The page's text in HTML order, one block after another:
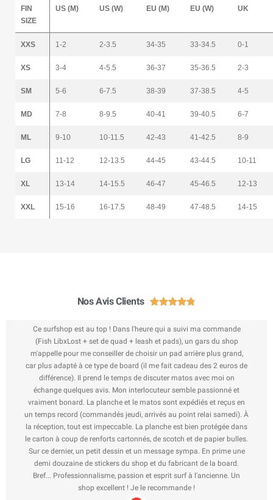
FIN
SIZE
US (M) US (W) EU (M) EU (W) UK
XXS 1-2 2-3.5 34-35 33-34.5 0-1
XS 3-4 4-5.5 36-37 35-36.5 2-3
SM 5-6 6-7.5 38-39 37-38.5 4-5
MD 7-8 8-9.5 40-41 39-40.5 6-7
ML 9-10 10-11.5 42-43 41-42.5 8-9
LG 11-12 12-13.5 44-45 43-44.5 10-11
XL 13-14 14-15.5 46-47 45-46.5 12-13
XXL 15-16 16-17.5 48-49 47-48.5 14-15
Nos Avis Clients 
Ce surfshop est au top ! Dans l'heure qui a suivi ma commande
(Fish LibxLost + set de quad + leash et pads), un gars du shop
m'appelle pour me conseiller de choisir un pad arrière plus grand,
car plus adapté à ce type de board (il me fait cadeau des 2 euros de
différence). Il prend le temps de discuter matos avec moi on
échange quelques avis. Mon interlocuteur semble passionné et
vraiment bonard. La planche et le matos sont expédiés et reçus en
un temps record (commandés jeudi, arrivés au point relai samedi). À
la réception, tout est impeccable. La planche est bien protégée dans
le carton à coup de renforts cartonnés, de scotch et de papier bulles.
Sur ce dernier, un petit dessin et un message sympa. En prime une
demi douzaine de stickers du shop et du fabricant de la board.
Bref... Professionnalisme, passion et esprit surf à l'ancienne. Un
shop excellent ! Je le recommande !